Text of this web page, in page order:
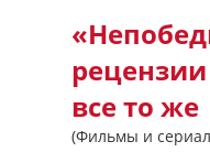
все то же
(Фильмы и